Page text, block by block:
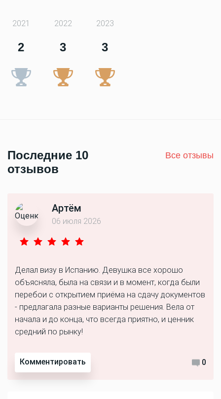
2021
2
2022
3
2023
3
Последние 10
отзывов
Все отзывы
Артём
06 июля 2026
Делал визу в Испанию. Девушка все хорошо
объясняла, была на связи и в момент, когда были
перебои с открытием приёма на сдачу документов
- предлагала разные варианты решения. Вела от
начала и до конца, что всегда приятно, и ценник
средний по рынку!
Комментировать 0